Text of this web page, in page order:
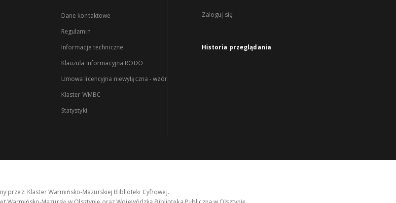
Dane kontaktowe
Regulamin
Informacje techniczne
Klauzula informacyjna RODO
Umowa licencyjna niewyłączna - wzór
Klaster WMBC
Statystyki
Zaloguj się
Historia przeglądania
przez: Klaster Warmińsko-Mazurskiej Biblioteki Cyfrowej.